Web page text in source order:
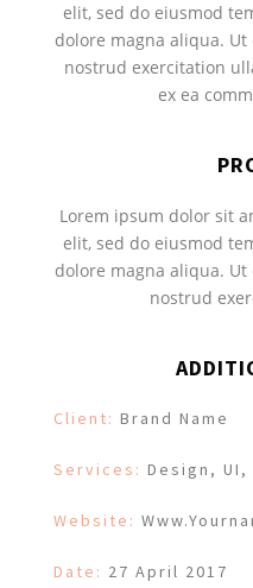
elit, sed do eiusmod
dolore magna aliqua.
nostrud exercitation
ex ea
Lorem ipsum dolor sit
elit, sed do eiusmod
dolore magna aliqua.
nostrud
Client: Brand Name
Services: Design, UI,
Website:
Date: 27 April 2017